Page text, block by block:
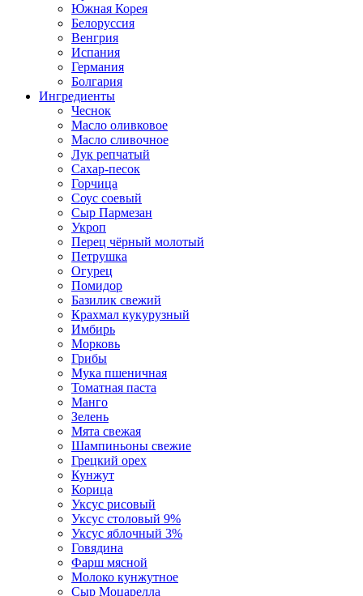
Южная Корея
Белоруссия
Венгрия
Испания
Германия
Болгария
Ингредиенты
Чеснок
Масло оливковое
Масло сливочное
Лук репчатый
Сахар-песок
Горчица
Соус соевый
Сыр Пармезан
Укроп
Перец чёрный молотый
Петрушка
Огурец
Помидор
Базилик свежий
Крахмал кукурузный
Имбирь
Морковь
Грибы
Мука пшеничная
Томатная паста
Манго
Зелень
Мята свежая
Шампиньоны свежие
Грецкий орех
Кунжут
Корица
Уксус рисовый
Уксус столовый 9%
Уксус яблочный 3%
Говядина
Фарш мясной
Молоко кунжутное
Сыр Моцарелла